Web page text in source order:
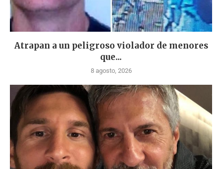
Atrapan a un peligroso violador de menores
que...
8 agosto, 2026